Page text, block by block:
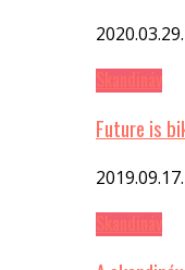
2020.03.29.
Future is
2019.09.17.